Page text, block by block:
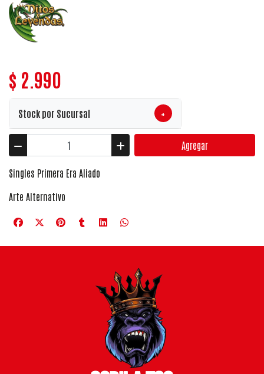
$ 2.990
Stock por Sucursal +
Agregar
Singles Primera Era Aliado
Arte Alternativo